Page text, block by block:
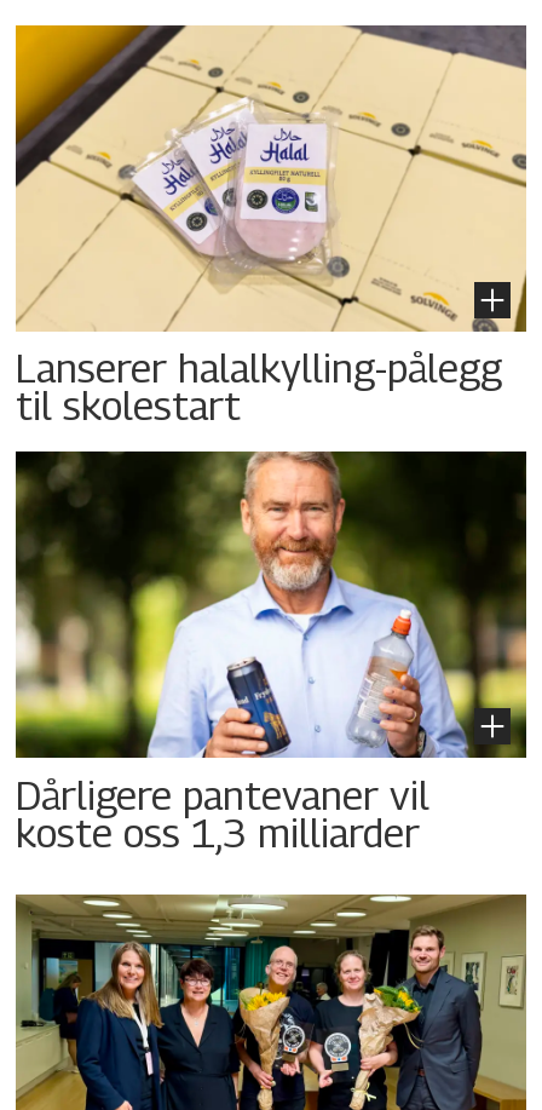
Lanserer halalkylling-­pålegg
til skolestart
Dårligere pantevaner vil
koste oss 1,3 milliarder